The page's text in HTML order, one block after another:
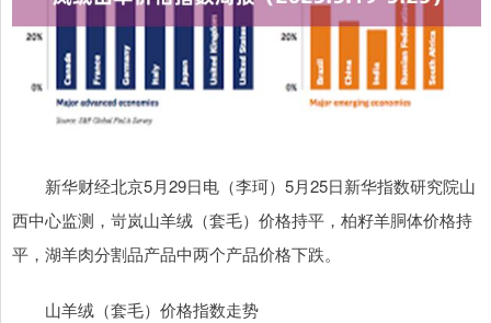
新华财经北京5月29日电（李珂）5月25日新华指数研究院山
西中心监测，岢岚山羊绒（套毛）价格持平，柏籽羊胴体价格持
平，湖羊肉分割品产品中两个产品价格下跌。
山羊绒（套毛）价格指数走势